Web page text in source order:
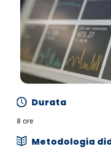
Durata
8 ore
Metodologia